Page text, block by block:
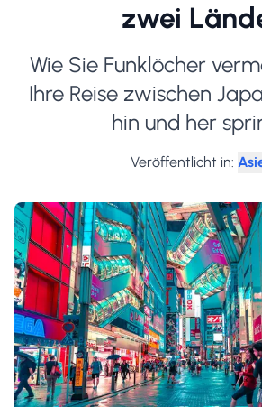
zwei
Wie Sie Funklöcher
Ihre Reise zwischen
hin und her
Veröffentlicht in: